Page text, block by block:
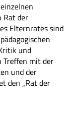
Rat der
Elternrates sind
und
Treffen mit der
und der
den „Rat der